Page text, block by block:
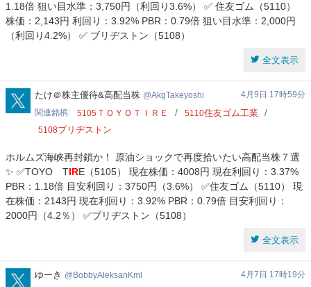
1.18倍 狙い目水準：3,750円（利回り3.6%） ✅ 住友ゴム（5110）
株価：2,143円 利回り：3.92% PBR：0.79倍 狙い目水準：2,000円
（利回り4.2%） ✅ ブリヂストン（5108）
全文表示
AkgTakeyoshi
たけ＠株主優待&高配当株 AkgTakeyoshi
4月9日 17時59分
関連銘柄
5105 ＴＯＹＯＴＩＲＥ 5110住友ゴム工業
5108ブリヂストン
ホルムズ海峡再封鎖か！ 原油ショックで再度拾いたい高配当株７選
✨ ✅TOYO TIRE（5105） 現在株価：4008円 現在利回り：3.37%
PBR：1.18倍 目安利回り：3750円（3.6%） ✅住友ゴム（5110） 現
在株価：2143円 現在利回り：3.92% PBR：0.79倍 目安利回り：
2000円（4.2％） ✅ブリヂストン（5108）
全文表示
BobbyAleksanKml
ゆーき BobbyAleksanKml
4月7日 17時19分